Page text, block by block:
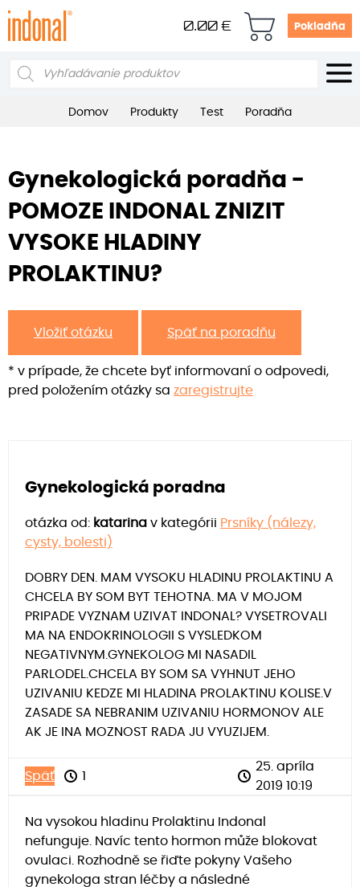
0.00 € Pokladňa
Products
Domov Produkty Test Poradňa
Gynekologická poradňa -
POMOZE INDONAL ZNIZIT
VYSOKE HLADINY
PROLAKTINU?
Vložiť otázku Späť na poradňu
* v prípade, že chcete byť informovaní o odpovedi,
pred položením otázky sa zaregistrujte
Gynekologická poradna
otázka od: katarina v kategórii Prsníky (nálezy,
cysty, bolesti)
DOBRY DEN. MAM VYSOKU HLADINU PROLAKTINU A
CHCELA BY SOM BYT TEHOTNA. MA V MOJOM
PRIPADE VYZNAM UZIVAT INDONAL? VYSETROVALI
MA NA ENDOKRINOLOGII S VYSLEDKOM
NEGATIVNYM.GYNEKOLOG MI NASADIL
PARLODEL.CHCELA BY SOM SA VYHNUT JEHO
UZIVANIU KEDZE MI HLADINA PROLAKTINU KOLISE.V
ZASADE SA NEBRANIM UZIVANIU HORMONOV ALE
AK JE INA MOZNOST RADA JU VYUZIJEM.
Späť 1
25. apríla
2019 10:19
Na vysokou hladinu Prolaktinu Indonal
nefunguje. Navíc tento hormon může blokovat
ovulaci. Rozhodně se řiďte pokyny Vašeho
gynekologa stran léčby a následné